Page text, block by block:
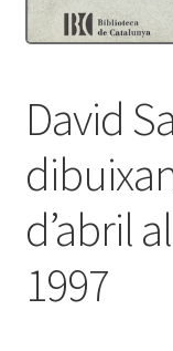
David
d’abril
1997